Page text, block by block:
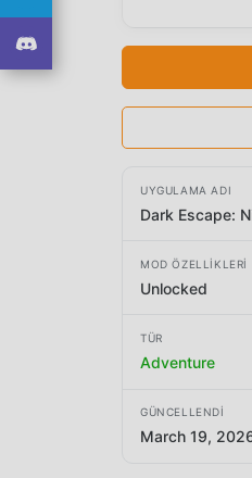
UYGULAMA ADI
Dark Escape:
MOD ÖZELLIKLERI
Unlocked
TÜR
Adventure
GÜNCELLENDI
March 19,